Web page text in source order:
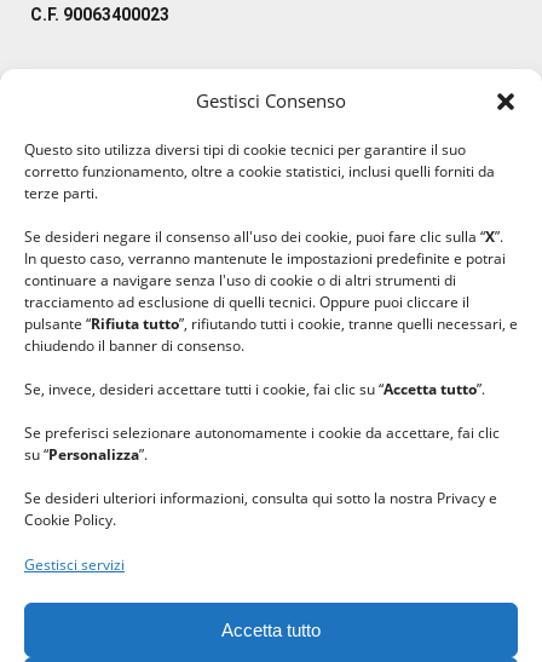
Gestisci Consenso
Questo sito utilizza diversi tipi di cookie tecnici per garantire il suo
corretto funzionamento, oltre a cookie statistici, inclusi quelli forniti da
terze parti.
Se desideri negare il consenso all'uso dei cookie, puoi fare clic sulla “X”.
In questo caso, verranno mantenute le impostazioni predefinite e potrai
continuare a navigare senza l'uso di cookie o di altri strumenti di
tracciamento ad esclusione di quelli tecnici. Oppure puoi cliccare il
pulsante “Rifiuta tutto”, rifiutando tutti i cookie, tranne quelli necessari, e
chiudendo il banner di consenso.
Se, invece, desideri accettare tutti i cookie, fai clic su “Accetta tutto”.
Se preferisci selezionare autonomamente i cookie da accettare, fai clic
su “Personalizza”.
Se desideri ulteriori informazioni, consulta qui sotto la nostra Privacy e
Cookie Policy.
Gestisci servizi
Accetta tutto
C.F. 90063400023
#lanaterapia
#ilcaloredellempatia